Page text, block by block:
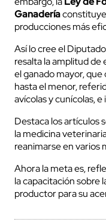
Ganadería
producciones más
Así lo cree el
resalta la amplitud
el ganado mayor,
hasta el menor,
avícolas y cunícolas,
Destaca los artículos
la medicina
reanimarse en varios
Ahora la meta es,
la capacitación sobre
productor para su